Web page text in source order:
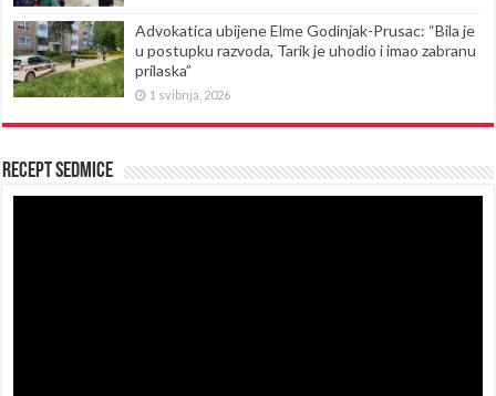
Advokatica ubijene Elme Godinjak-Prusac: “Bila je
u postupku razvoda, Tarik je uhodio i imao zabranu
prilaska”
1 svibnja, 2026
Recept sedmice